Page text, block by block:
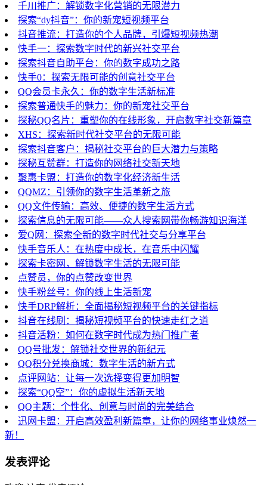
千川推广：解锁数字化营销的无限潜力
探索“dy抖音”：你的新宠短视频平台
抖音推流：打造你的个人品牌，引爆短视频热潮
快手一：探索数字时代的新兴社交平台
探索抖音自助平台：你的数字成功之路
快手0：探索无限可能的创意社交平台
QQ会员卡永久：你的数字生活新标准
探索普通快手的魅力：你的新宠社交平台
探秘QQ名片：重塑你的在线形象，开启数字社交新篇章
XHS：探索新时代社交平台的无限可能
探索抖音客户：揭秘社交平台的巨大潜力与策略
探秘互赞群：打造你的网络社交新天地
聚惠卡盟：打造你的数字化经济新生活
QQMZ：引领你的数字生活革新之旅
QQ文件传输：高效、便捷的数字生活方式
探索信息的无限可能——众人搜索网带你畅游知识海洋
爱Q网：探索全新的数字时代社交与分享平台
快手音乐人：在热度中成长，在音乐中闪耀
探索卡密网，解锁数字生活的无限可能
点赞员，你的点赞改变世界
快手粉丝号：你的线上生活新宠
快手DRP解析：全面揭秘短视频平台的关键指标
抖音在线刷：揭秘短视频平台的快速走红之道
抖音活粉：如何在数字时代成为热门推广者
QQ号批发：解锁社交世界的新纪元
QQ积分兑换商城：数字生活的新方式
点评网站：让每一次选择变得更加明智
探索“QQ空”：你的虚拟生活新天地
QQ主题：个性化、创意与时尚的完美结合
迅网卡盟：开启高效盈利新篇章，让你的网络事业焕然一
新！
发表评论